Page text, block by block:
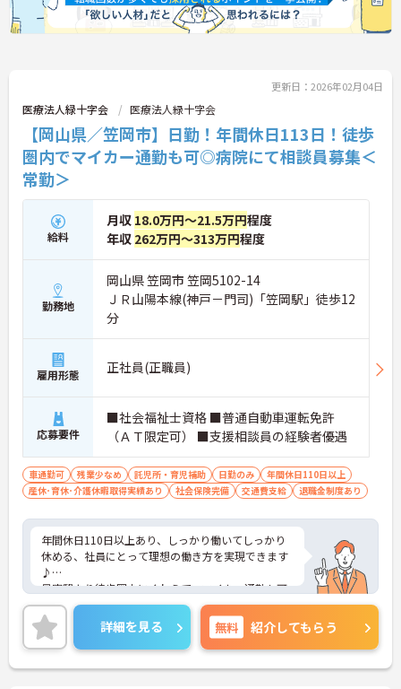
更新日：2026年02月04日
医療法人緑十字会 医療法人緑十字会
【岡山県／笠岡市】日勤！年間休日113日！徒歩
圏内でマイカー通勤も可◎病院にて相談員募集＜
常勤＞
給料
月収 18.0万円～21.5万円程度
年収 262万円～313万円程度
勤務地
岡山県 笠岡市 笠岡5102-14
ＪＲ山陽本線(神戸－門司)「笠岡駅」徒歩12
分
雇用形態 正社員(正職員)
応募要件
■社会福祉士資格 ■普通自動車運転免許
（ＡＴ限定可） ■支援相談員の経験者優遇
車通勤可 残業少なめ 託児所・育児補助 日勤のみ
年間休日110日以上
産休･育休･介護休暇取得実績あり
社会保険完備 交通費支給 退職金制度あり
年間休日110日以上あり、しっかり働いてしっかり
休める、社員にとって理想の働き方を実現できます
♪
最寄駅より徒歩圏内にくわえて、マイカー通勤も可
能と通勤も便利です♪
ご興味ある方には、面接対策ポイントなど、さらに
詳細をお話しいたしますのでお気軽にご相談くださ
い。
詳細を見る 無料 紹介してもらう